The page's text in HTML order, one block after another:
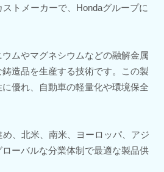
トメーカーで、Hondaグループに
ムやマグネシウムなどの融解金属
造品を生産する技術です。この製
優れ、自動車の軽量化や環境保全
、北米、南米、ヨーロッパ、アジ
ーバルな分業体制で最適な製品供